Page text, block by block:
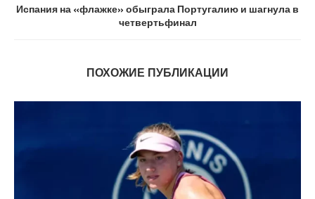
Испания на «флажке» обыграла Португалию и шагнула в
четвертьфинал
ПОХОЖИЕ ПУБЛИКАЦИИ